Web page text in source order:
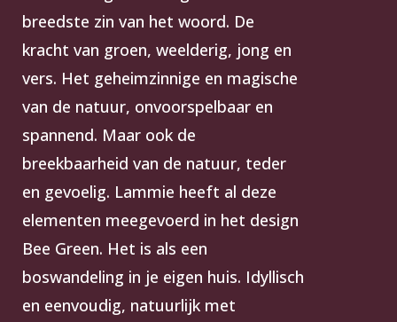
breedste zin van het woord. De
kracht van groen, weelderig, jong en
vers. Het geheimzinnige en magische
van de natuur, onvoorspelbaar en
spannend. Maar ook de
breekbaarheid van de natuur, teder
en gevoelig. Lammie heeft al deze
elementen meegevoerd in het design
Bee Green. Het is als een
boswandeling in je eigen huis. Idyllisch
en eenvoudig, natuurlijk met